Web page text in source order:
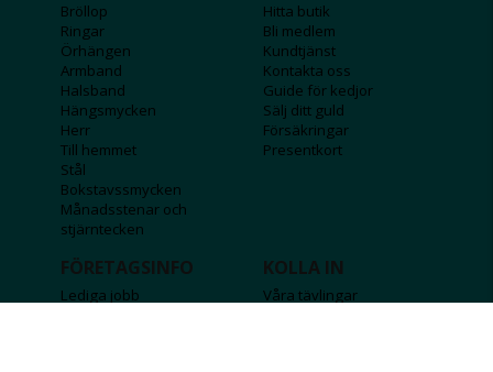
Bröllop
Ringar
Örhängen
Armband
Halsband
Hängsmycken
Herr
Till hemmet
Stål
Bokstavssmycken
Månadsstenar och
stjärntecken
Hitta butik
Bli medlem
Kundtjänst
Kontakta oss
Guide för kedjor
Sälj ditt guld
Försäkringar
Presentkort
FÖRETAGSINFO
Lediga jobb
KOLLA IN
Våra tävlingar